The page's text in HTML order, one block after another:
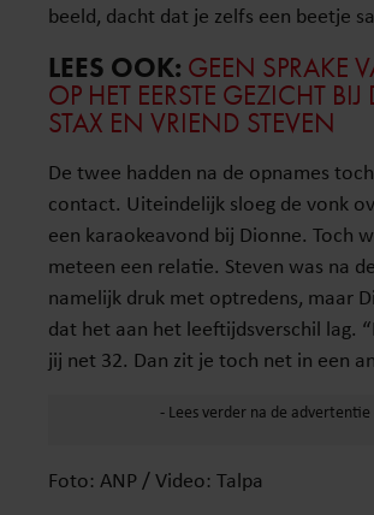
beeld, dacht dat je zelfs een beetje
LEES OOK: GEEN SPRAKE
OP HET EERSTE GEZICHT
STAX EN VRIEND STEVEN
De twee hadden na de opnames
contact. Uiteindelijk sloeg de vonk
een karaokeavond bij Dionne. Toch
meteen een relatie. Steven was na
namelijk druk met optredens, maar
dat het aan het leeftijdsverschil lag.
jij net 32. Dan zit je toch net in een
Foto: ANP / Video: Talpa